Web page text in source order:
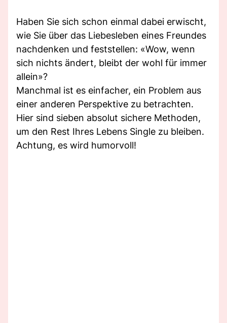
Haben Sie sich schon einmal dabei erwischt,
wie Sie über das Liebesleben eines Freundes
nachdenken und feststellen: «Wow, wenn
sich nichts ändert, bleibt der wohl für immer
allein»?
Manchmal ist es einfacher, ein Problem aus
einer anderen Perspektive zu betrachten.
Hier sind sieben absolut sichere Methoden,
um den Rest Ihres Lebens Single zu bleiben.
Achtung, es wird humorvoll!